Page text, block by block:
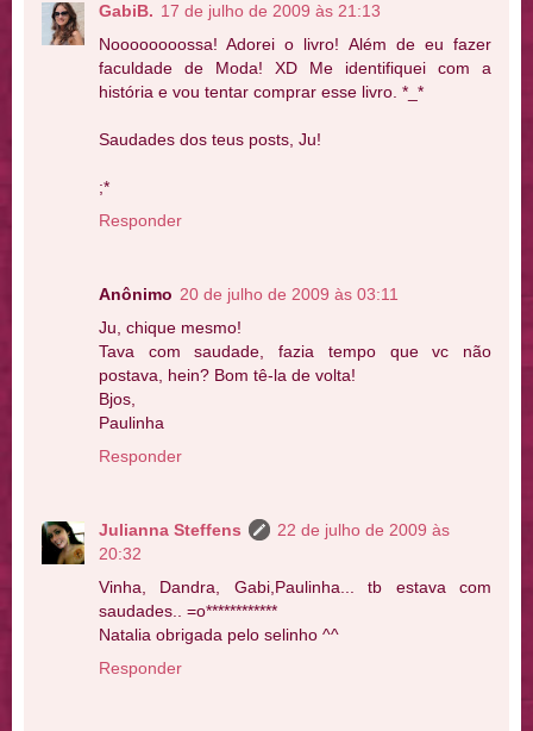
GabiB. 17 de julho de 2009 às 21:13
Noooooooossa! Adorei o livro! Além de eu fazer
faculdade de Moda! XD Me identifiquei com a
história e vou tentar comprar esse livro. *_*
Saudades dos teus posts, Ju!
;*
Responder
Anônimo 20 de julho de 2009 às 03:11
Ju, chique mesmo!
Tava com saudade, fazia tempo que vc não
postava, hein? Bom tê-la de volta!
Bjos,
Paulinha
Responder
Julianna Steffens
22 de julho de 2009 às
20:32
Vinha, Dandra, Gabi,Paulinha... tb estava com
saudades.. =o************
Natalia obrigada pelo selinho ^^
Responder